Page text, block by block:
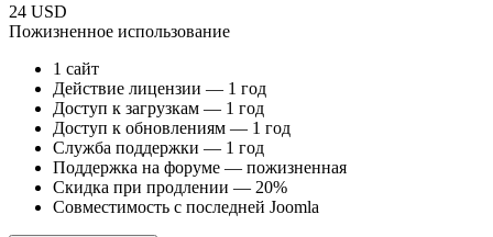
24 USD
Пожизненное использование
1 сайт
Действие лицензии — 1 год
Доступ к загрузкам — 1 год
Доступ к обновлениям — 1 год
Служба поддержки — 1 год
Поддержка на форуме — пожизненная
Скидка при продлении — 20%
Совместимость с последней Joomla